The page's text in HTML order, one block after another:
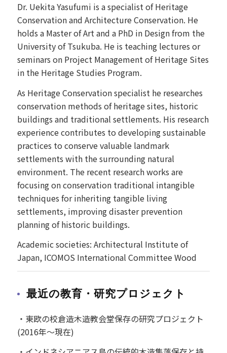
Dr. Uekita Yasufumi is a specialist of Heritage
Conservation and Architecture Conservation. He
holds a Master of Art and a PhD in Design from the
University of Tsukuba. He is teaching lectures or
seminars on Project Management of Heritage Sites
in the Heritage Studies Program.
As Heritage Conservation specialist he researches
conservation methods of heritage sites, historic
buildings and traditional settlements. His research
experience contributes to developing sustainable
practices to conserve valuable landmark
settlements with the surrounding natural
environment. The recent research works are
focusing on conservation traditional intangible
techniques for inheriting tangible living
settlements, improving disaster prevention
planning of historic buildings.
Academic societies: Architectural Institute of
Japan, ICOMOS International Committee Wood
最近の教育・研究プロジェクト
・東欧の校倉造木造教会堂保存の研究プロジェクト
(2016年～現在)